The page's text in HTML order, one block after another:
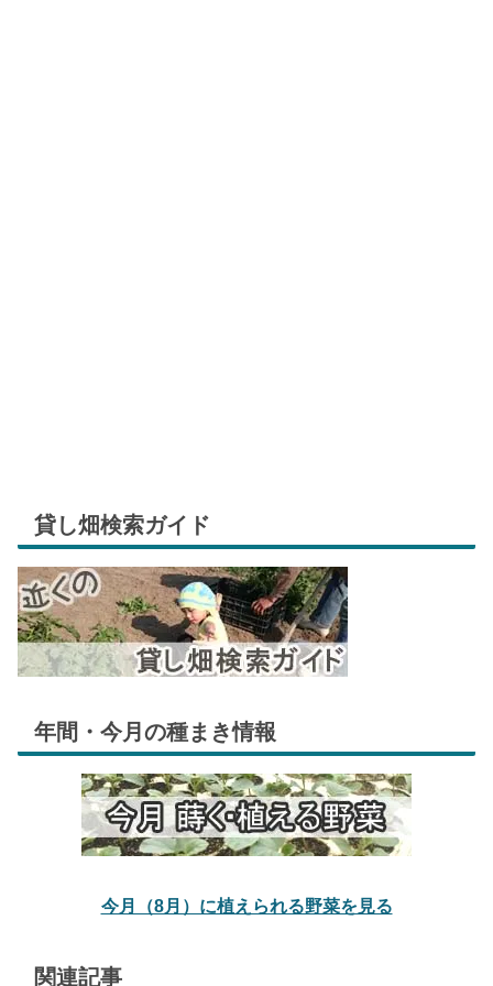
貸し畑検索ガイド
年間・今月の種まき情報
今月（8月）に植えられる野菜を見る
関連記事